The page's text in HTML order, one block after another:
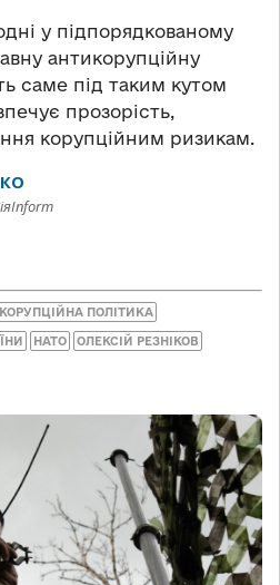
у підпорядкованому
антикорупційну
саме під таким кутом
прозорість,
корупційним ризикам.
ПОЛІТИКА
НАТО ОЛЕКСІЙ РЕЗНІКОВ